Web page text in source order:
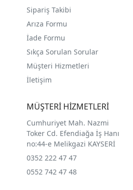
Sipariş Takibi
Arıza Formu
İade Formu
Sıkça Sorulan Sorular
Müşteri Hizmetleri
İletişim
MÜŞTERİ HİZMETLERİ
Cumhuriyet Mah. Nazmi
Toker Cd. Efendiağa İş Hanı
no:44-e Melikgazi KAYSERİ
0352 222 47 47
0552 742 47 48